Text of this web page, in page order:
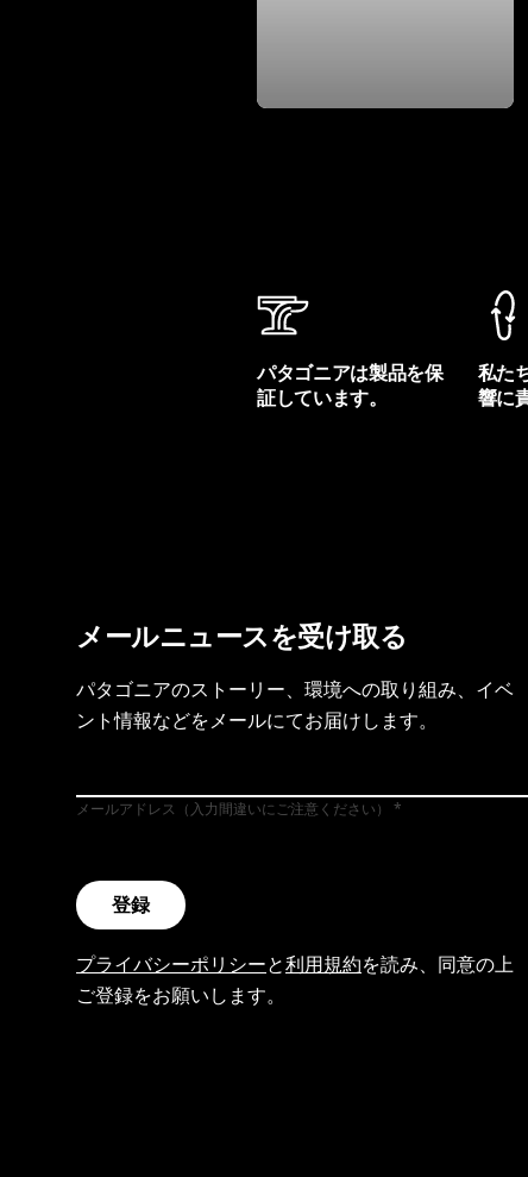
パタゴニアは製品を保
証しています。
私た
響に
メールニュースを受け取る
パタゴニアのストーリー、環境への取り組み、イベ
ント情報などをメールにてお届けします。
メールアドレス（入力間違いにご注意ください）
登録
プライバシーポリシーと利用規約を読み、同意の上
ご登録をお願いします。